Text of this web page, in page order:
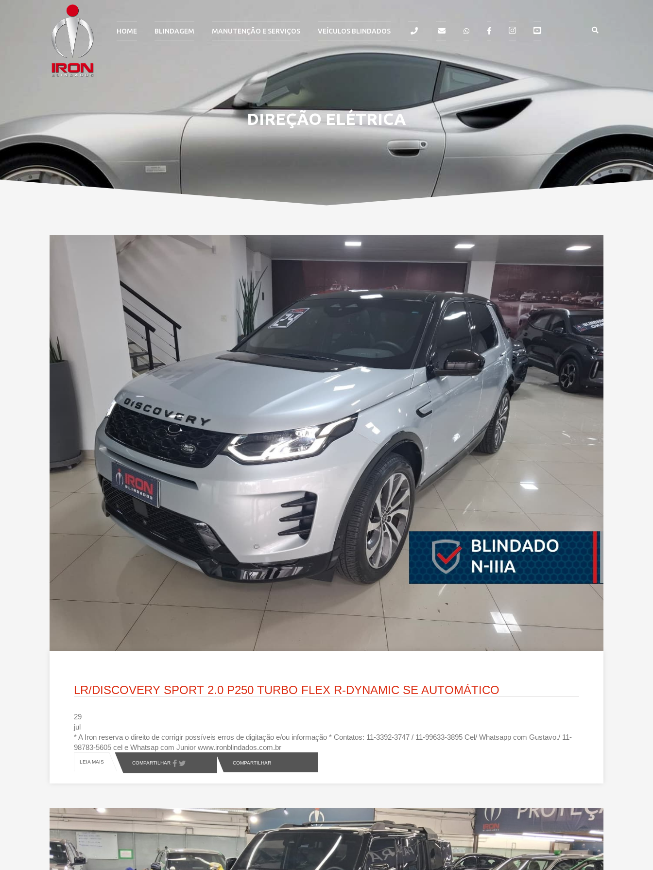
HOME BLINDAGEM MANUTENÇÃO E SERVIÇOS VEÍCULOS BLINDADOS
DIREÇÃO ELÉTRICA
LR/DISCOVERY SPORT 2.0 P250 TURBO FLEX R-DYNAMIC SE AUTOMÁTICO
29
jul
* A Iron reserva o direito de corrigir possíveis erros de digitação e/ou informação * Contatos: 11-3392-3747 / 11-99633-3895 Cel/ Whatsapp com Gustavo./ 11-
98783-5605 cel e Whatsap com Junior www.ironblindados.com.br
LEIA MAIS COMPARTILHAR COMPARTILHAR